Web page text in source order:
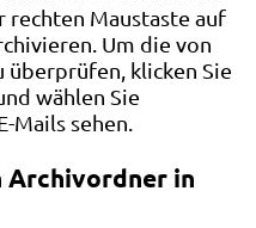
rechten Maustaste auf
Um die von
überprüfen, klicken Sie
wählen Sie
Mails sehen.
Archivordner in